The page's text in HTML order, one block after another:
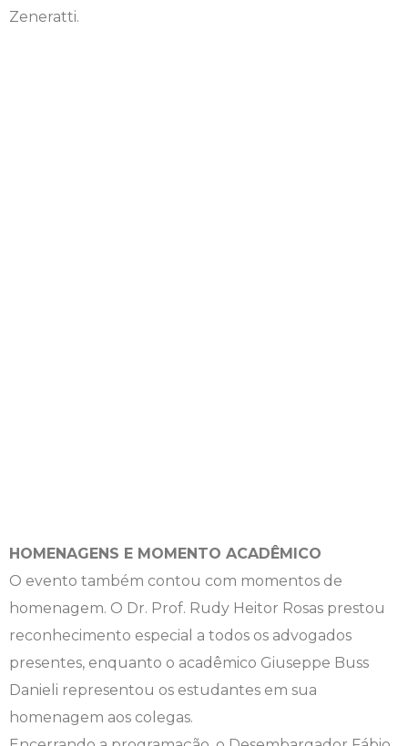
Zeneratti.
HOMENAGENS E MOMENTO ACADÊMICO
O evento também contou com momentos de
homenagem. O Dr. Prof. Rudy Heitor Rosas prestou
reconhecimento especial a todos os advogados
presentes, enquanto o acadêmico Giuseppe Buss
Danieli representou os estudantes em sua
homenagem aos colegas.